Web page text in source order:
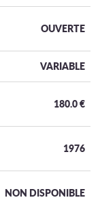
OUVERTE
VARIABLE
180.0€
1976
NON DISPONIBLE